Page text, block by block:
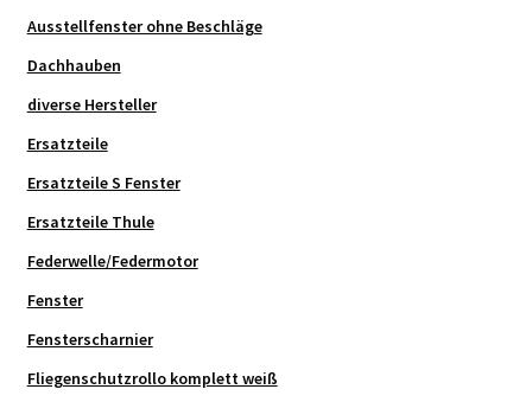
Ausstellfenster ohne Beschläge
Dachhauben
diverse Hersteller
Ersatzteile
Ersatzteile S Fenster
Ersatzteile Thule
Federwelle/Federmotor
Fenster
Fensterscharnier
Fliegenschutzrollo komplett weiß